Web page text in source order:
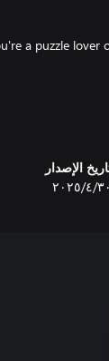
a puzzle lover
الإصدار
٣٠‏/٤‏/٢٠٢٥